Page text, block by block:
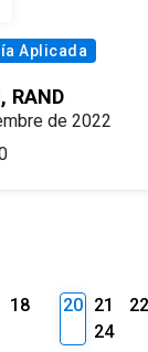
Aplicada
RAND
de 2022
18
20 21 22
24